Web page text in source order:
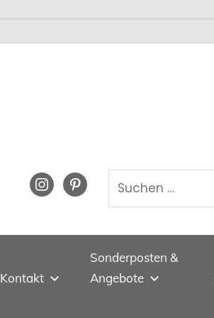
instagrampinterest
Kontakt
Sonderposten &
Angebote